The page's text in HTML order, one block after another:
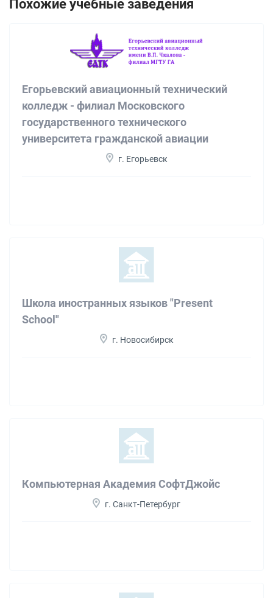
Похожие учебные заведения
Егорьевский авиационный технический
колледж - филиал Московского
государственного технического
университета гражданской авиации
г. Егорьевск
Школа иностранных языков "Present
School"
г. Новосибирск
Компьютерная Академия СофтДжойс
г. Санкт-Петербург